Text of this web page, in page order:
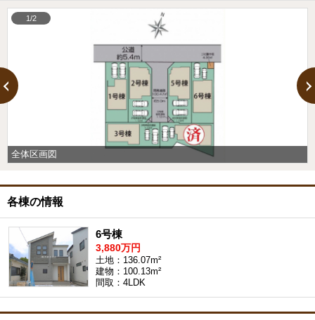
全体区画図
1/2
各棟の情報
6号棟
3,880万円
土地：136.07m²
建物：100.13m²
間取：4LDK